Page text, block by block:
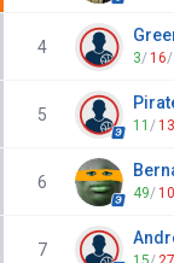
4
3/ 16/
5
11 /
6
49/
7